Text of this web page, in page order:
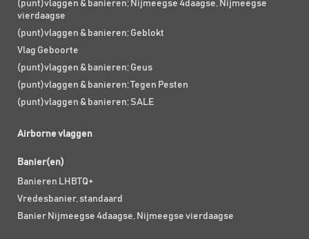
(punt)vlaggen & banieren; Nijmeegse 4daagse, Nijmeegse
vierdaagse
(punt)vlaggen & banieren; Geblokt
Vlag Geboorte
(punt)vlaggen & banieren; Geus
(punt)vlaggen & banieren; Tegen Pesten
(punt)vlaggen & banieren; SALE
Airborne vlaggen
Banier(en)
Banieren LHBTQ+
Vredesbanier, standaard
Banier Nijmeegse 4daagse, Nijmeegse vierdaagse